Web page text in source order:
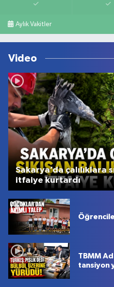
Aylık Vakitler
Video
Sakarya’da çalılıklara
itfaiye kurtardı
TBMM
tansiyon